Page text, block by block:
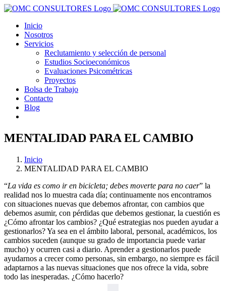
Saltar
contenido
Inicio
Nosotros
Servicios
Reclutamiento y selección de personal
Estudios Socioeconómicos
Evaluaciones Psicométricas
Proyectos
Bolsa de Trabajo
Contacto
Blog
MENTALIDAD PARA EL CAMBIO
Inicio
MENTALIDAD PARA EL CAMBIO
“La vida es como ir en bicicleta; debes moverte para no caer” la
realidad nos lo muestra cada día; continuamente nos encontramos
con situaciones nuevas que debemos afrontar, con cambios que
debemos asumir, con pérdidas que debemos gestionar, la cuestión es
¿Cómo afrontar los cambios? ¿Qué estrategias nos pueden ayudar a
gestionarlos? Ya sea en el ámbito laboral, personal, académicos, los
cambios suceden (aunque su grado de importancia puede variar
mucho) y ocurren casi a diario. Aprender a gestionarlos puede
ayudarnos a crecer como personas, sin embargo, no siempre es fácil
adaptarnos a las nuevas situaciones que nos ofrece la vida, sobre
todo las inesperadas. ¿Cómo hacerlo?